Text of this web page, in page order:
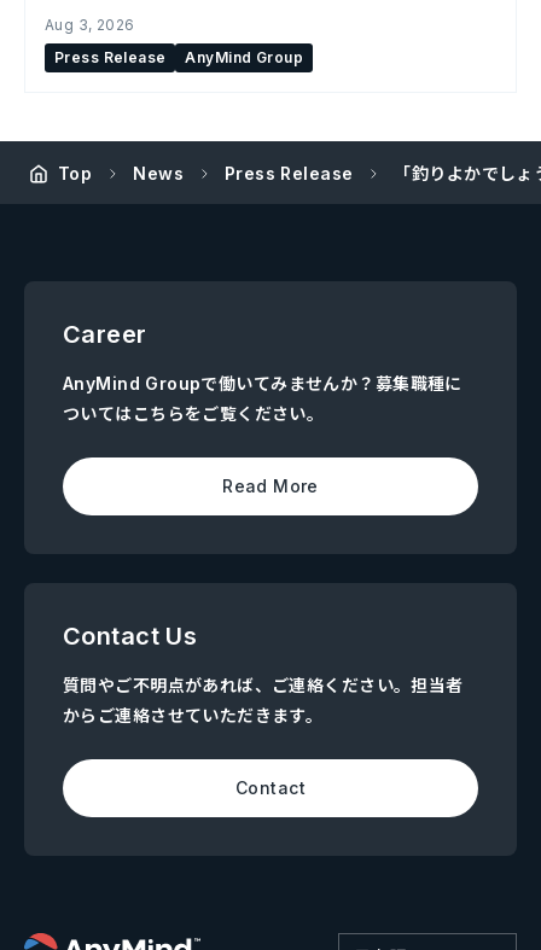
Aug 3, 2026
Press Release
AnyMind Group
Top News Press Release 「釣りよかでし
Career
AnyMind Groupで働いてみませんか？募集職種に
ついてはこちらをご覧ください。
Read More
Contact Us
質問やご不明点があれば、ご連絡ください。担当者
からご連絡させていただきます。
Contact